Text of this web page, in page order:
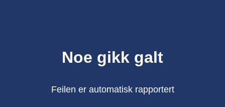
Noe gikk galt
Feilen er automatisk rapportert